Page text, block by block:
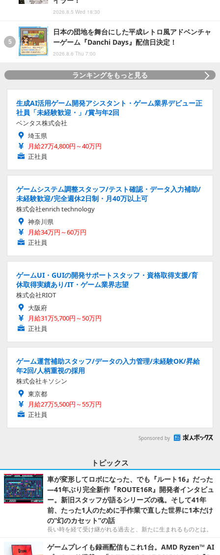
2026.8.5 Wed 18:30
日本の団地を舞台にした平成レトロ風アドベンチャ
ーゲーム『Danchi Days』配信日決定！
2026.8.6 Thu 7:00
ランキングをもっと見る
生成AI活用ゲーム開発アシスタント・ゲーム業界デビュー正
社員「未経験歓迎・」/賞与年2回
ベンタス株式会社
埼玉県
月給27万4,800円～40万円
正社員
ゲームシステム調整スタッフ/テスト確認・データ入力補助/
未経験歓迎/完全週休2日制・月40万以上可
株式会社enrich technology
神奈川県
月給34万円～60万円
正社員
ゲームUI・GUIの開発サポートスタッフ・資格取得支援/育
休取得実績あり/IT・ゲーム業界志望
株式会社RIOT
大阪府
月給31万5,700円～50万円
正社員
ゲーム運営補助スタッフ/データの入力管理/未経験OK/昇給
年2回/人柄重視の採用
株式会社キソシン
東京都
月給27万5,500円～55万円
正社員
Sponsored by
トピックス
車が変形してロボになった、でも『ルート16』だった
―41年ぶり完全新作『ROUTE16R』開発者インタビュ
ー。新旧スタッフが語るシリーズの魂。そして41年
前、たった1人のために手作業で直した世界に1本だけ
の“幻のカセット”の話
長い時を経て受け継がれる過去と、新たに生まれるものとは。
ゲームプレイも録画配信もこれ1台。AMD Ryzen™ AI